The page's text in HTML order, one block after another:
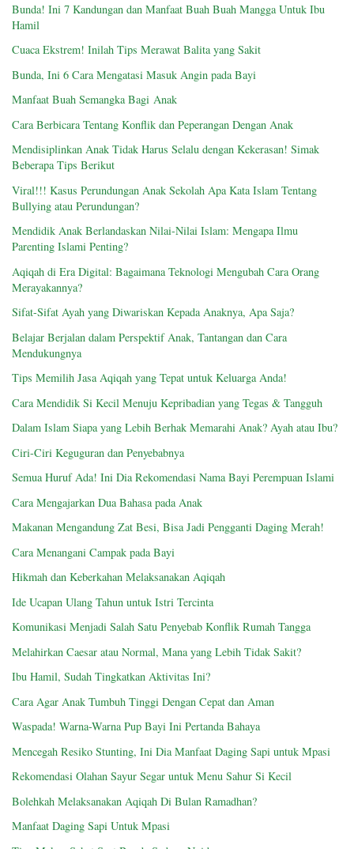
Bunda! Ini 7 Kandungan dan Manfaat Buah Buah Mangga Untuk Ibu
Hamil
Cuaca Ekstrem! Inilah Tips Merawat Balita yang Sakit
Bunda, Ini 6 Cara Mengatasi Masuk Angin pada Bayi
Manfaat Buah Semangka Bagi Anak
Cara Berbicara Tentang Konflik dan Peperangan Dengan Anak
Mendisiplinkan Anak Tidak Harus Selalu dengan Kekerasan! Simak
Beberapa Tips Berikut
Viral!!! Kasus Perundungan Anak Sekolah Apa Kata Islam Tentang
Bullying atau Perundungan?
Mendidik Anak Berlandaskan Nilai-Nilai Islam: Mengapa Ilmu
Parenting Islami Penting?
Aqiqah di Era Digital: Bagaimana Teknologi Mengubah Cara Orang
Merayakannya?
Sifat-Sifat Ayah yang Diwariskan Kepada Anaknya, Apa Saja?
Belajar Berjalan dalam Perspektif Anak, Tantangan dan Cara
Mendukungnya
Tips Memilih Jasa Aqiqah yang Tepat untuk Keluarga Anda!
Cara Mendidik Si Kecil Menuju Kepribadian yang Tegas & Tangguh
Dalam Islam Siapa yang Lebih Berhak Memarahi Anak? Ayah atau Ibu?
Ciri-Ciri Keguguran dan Penyebabnya
Semua Huruf Ada! Ini Dia Rekomendasi Nama Bayi Perempuan Islami
Cara Mengajarkan Dua Bahasa pada Anak
Makanan Mengandung Zat Besi, Bisa Jadi Pengganti Daging Merah!
Cara Menangani Campak pada Bayi
Hikmah dan Keberkahan Melaksanakan Aqiqah
Ide Ucapan Ulang Tahun untuk Istri Tercinta
Komunikasi Menjadi Salah Satu Penyebab Konflik Rumah Tangga
Melahirkan Caesar atau Normal, Mana yang Lebih Tidak Sakit?
Ibu Hamil, Sudah Tingkatkan Aktivitas Ini?
Cara Agar Anak Tumbuh Tinggi Dengan Cepat dan Aman
Waspada! Warna-Warna Pup Bayi Ini Pertanda Bahaya
Mencegah Resiko Stunting, Ini Dia Manfaat Daging Sapi untuk Mpasi
Rekomendasi Olahan Sayur Segar untuk Menu Sahur Si Kecil
Bolehkah Melaksanakan Aqiqah Di Bulan Ramadhan?
Manfaat Daging Sapi Untuk Mpasi